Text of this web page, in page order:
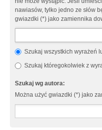
nawiasów, tylko jedno ze słów
gwiazdki (*) jako zamiennika
Szukaj wszystkich wyrażeń
Szukaj któregokolwiek z
Szukaj wg autora:
Można użyć gwiazdki (*) jako